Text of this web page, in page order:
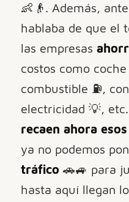
👶👴. Además,
hablaba de que el
las empresas
costos como
combustible ⛽️,
electricidad 💡,
recaen ahora
ya no podemos
tráfico 🚗🚙 para
hasta aquí llegan